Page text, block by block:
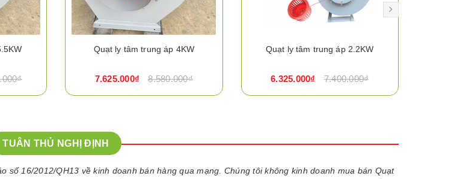
Quạt ly tâm trung áp 4KW
7.625.000₫ 8.580.000₫
Quạt ly tâm trung áp 2.2KW
6.325.000₫ 7.400.000₫
TUÂN THỦ NGHỊ ĐỊNH
số 16/2012/QH13 về kinh doanh bán hàng qua mạng. Chúng tôi không kinh doanh mua bán Quạt